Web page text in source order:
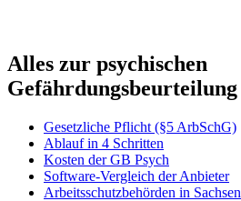
Alles zur psychischen
Gefährdungsbeurteilung
Gesetzliche Pflicht (§5 ArbSchG)
Ablauf in 4 Schritten
Kosten der GB Psych
Software-Vergleich der Anbieter
Arbeitsschutzbehörden in Sachsen